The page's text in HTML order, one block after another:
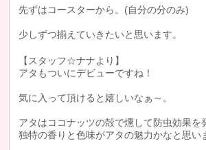
先ずはコースターから。(自分の分のみ)
少しずつ揃えていきたいと思います。
【スタッフ☆ナナより】
アタもついにデビューですね！
気に入って頂けると嬉しいなぁ～。
アタはココナッツの殻で燻して防虫効果を
独特の香りと色味がアタの魅力かなと思い